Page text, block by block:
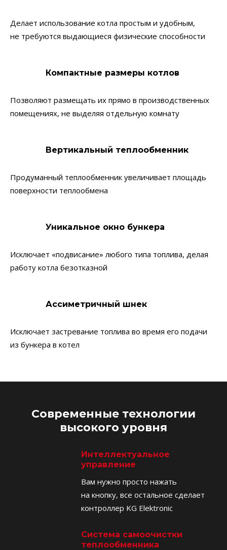
Делает использование котла простым и удобным,
не требуются выдающиеся физические способности
Компактные размеры котлов
Позволяют размещать их прямо в производственных
помещениях, не выделяя отдельную комнату
Вертикальный теплообменник
Продуманный теплообменник увеличивает площадь
поверхности теплообмена
Уникальное окно бункера
Исключает «подвисание» любого типа топлива, делая
работу котла безотказной
Ассиметричный шнек
Исключает застревание топлива во время его подачи
из бункера в котел
Современные технологии
высокого уровня
Интеллектуальное
управление
Вам нужно просто нажать
на кнопку, все остальное сделает
контроллер KG Elektronic
Система самоочистки
теплообменника